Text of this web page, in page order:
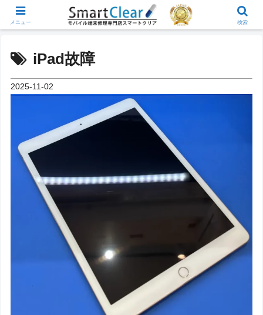
iPad故障
2025-11-02
メニュー 検索